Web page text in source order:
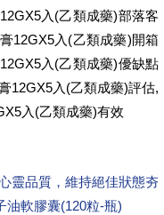
入(乙類成藥)部落客
12GX5入(乙類成藥)開箱
入(乙類成藥)優缺點
12GX5入(乙類成藥)評估,
入(乙類成藥)有效
靈品質，維持絕佳狀態夯
油軟膠囊(120粒-瓶)